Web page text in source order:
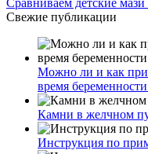
Свежие публикации
Можно ли и как
время
Камни в желчном
Инструкция по